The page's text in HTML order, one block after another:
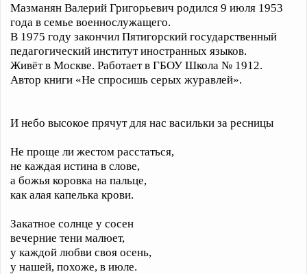
Мазманян Валерий Григорьевич родился 9 июля 1953
года в семье военнослужащего.
В 1975 году закончил Пятигорский государственный
педагогический институт иностранных языков.
Живёт в Москве. Работает в ГБОУ Школа № 1912.
Автор книги «Не спросишь серых журавлей».
И небо высокое прячут для нас васильки за ресницы
Не проще ли жестом расстаться,
не каждая истина в слове,
а божья коровка на пальце,
как алая капелька крови.
Закатное солнце у сосен
вечерние тени малюет,
у каждой любви своя осень,
у нашей, похоже, в июле.